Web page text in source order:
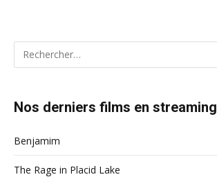
Nos derniers films en streaming
Benjamim
The Rage in Placid Lake